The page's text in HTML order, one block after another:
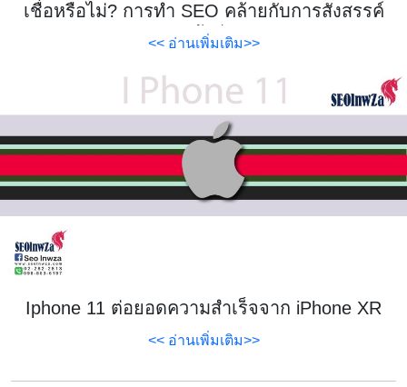
เชื่อหรือไม่? การทำ SEO คล้ายกับการสังสรรค์
ของวัยรุ่น?
<< อ่านเพิ่มเติม>>
Iphone 11 ต่อยอดความสำเร็จจาก iPhone XR
<< อ่านเพิ่มเติม>>